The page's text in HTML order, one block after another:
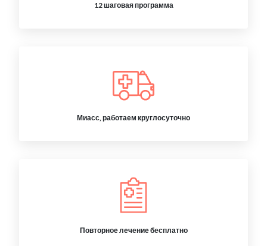
12 шаговая программа
Миасс, работаем круглосуточно
Повторное лечение бесплатно